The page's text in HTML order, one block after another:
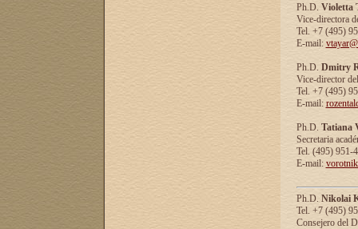
Ph.D. Violetta
Vice-directora
Tel. +7 (495)
E-mail:
Ph.D. Dmitry
Vice-director
Tel. +7 (495)
E-mail:
Ph.D. Tatiana
Secretaria
Tel. (495) 951-
E-mail:
Ph.D. Nikolai
Tel. +7 (495)
Consejero del